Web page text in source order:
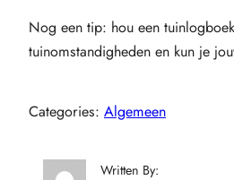
Nog een tip: hou een
tuinomstandigheden en kun je
Categories: Algemeen
Written By: